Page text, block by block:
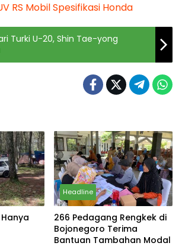
RS MobilSpesifikasi Honda
Turki U-20, Shin Tae-yong
Headline
266 Pedagang Rengkek di
Bojonegoro Terima
Bantuan Tambahan Modal